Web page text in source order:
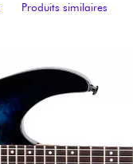
Produits similaires